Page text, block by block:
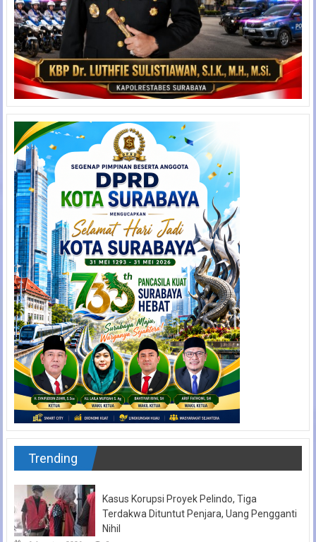
Trending
Kasus Korupsi Proyek Pelindo, Tiga
Terdakwa Dituntut Penjara, Uang Pengganti
Nihil